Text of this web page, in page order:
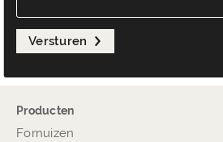
Versturen
Producten
Fornuizen